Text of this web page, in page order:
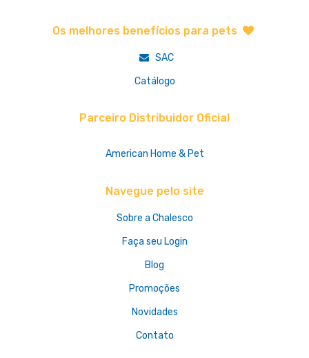
Os melhores benefícios para pets
SAC
Catálogo
Parceiro Distribuidor Oficial
American Home & Pet
Navegue pelo site
Sobre a Chalesco
Faça seu Login
Blog
Promoções
Novidades
Contato